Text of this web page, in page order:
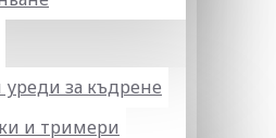
за къдрене
и тримери